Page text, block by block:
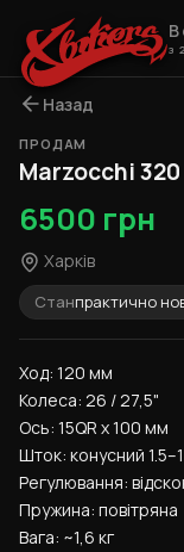
з
Назад
ПРОДАМ
Marzocchi 320
6500 грн
Харків
Станпрактично
Ход: 120 мм
Колеса: 26 / 27,5"
Ось: 15QR x 100 мм
Шток: конусний
Регулювання:
Пружина: повітряна
Вага: ~1,6 кг